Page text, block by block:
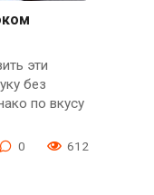
эти
без
по вкусу
0 612